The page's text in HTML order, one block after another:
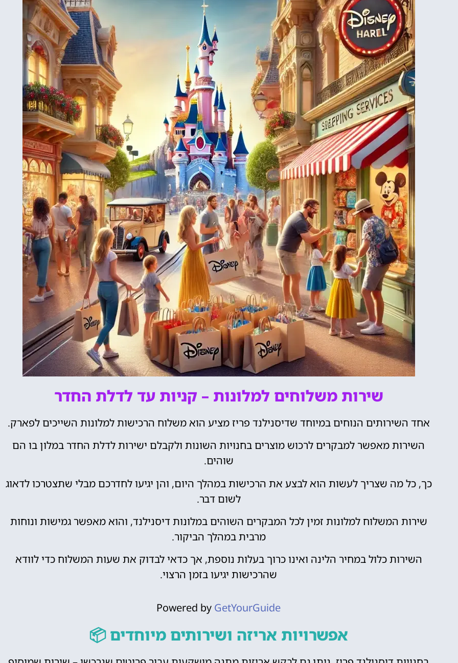
שירות משלוחים למלונות – קניות עד לדלת החדר
אחד השירותים הנוחים במיוחד שדיסנילנד פריז מציע הוא משלוח הרכישות למלונות השייכים לפארק.
השירות מאפשר למבקרים לרכוש מוצרים בחנויות השונות ולקבלם ישירות לדלת החדר במלון בו הם
שוהים.
כך, כל מה שצריך לעשות הוא לבצע את הרכישות במהלך היום, והן יגיעו לחדרכם מבלי שתצטרכו לדאוג
לשום דבר.
שירות המשלוח למלונות זמין לכל המבקרים השוהים במלונות דיסנילנד, והוא מאפשר גמישות ונוחות
מרבית במהלך הביקור.
השירות כלול במחיר הלינה ואינו כרוך בעלות נוספת, אך כדאי לבדוק את שעות המשלוח כדי לוודא
שהרכישות יגיעו בזמן הרצוי.
Powered by GetYourGuide
אפשרויות אריזה ושירותים מיוחדים 📦